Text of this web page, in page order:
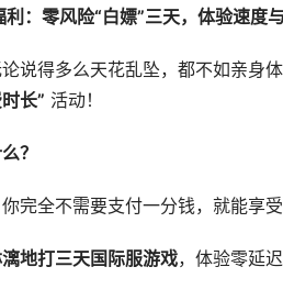
利：零风险“白嫖”三天，体验速度
说得多么天花乱坠，都不如亲身
长” 活动！
？
完全不需要支付一分钱，就能享
地打三天国际服游戏，体验零延